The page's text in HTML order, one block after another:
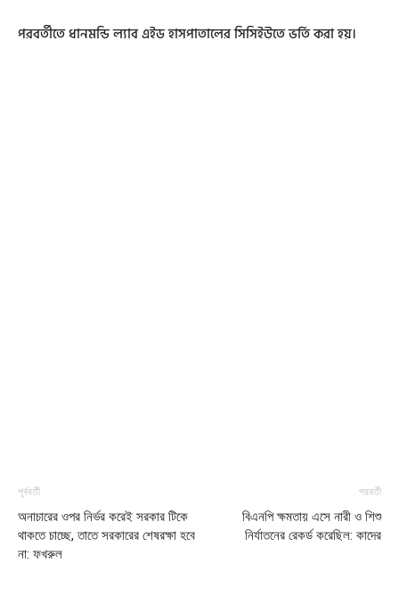
পরবর্তীতে ধানমন্ডি ল্যাব এইড হাসপাতালের সিসিইউতে ভর্তি করা হয়।
পূর্ববর্তী
অনাচারের ওপর নির্ভর করেই সরকার টিকে
থাকতে চাচ্ছে, তাতে সরকারের শেষরক্ষা হবে
না: ফখরুল
পরবর্তী
বিএনপি ক্ষমতায় এসে নারী ও শিশু
নির্যাতনের রেকর্ড করেছিল: কাদের